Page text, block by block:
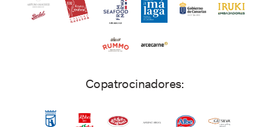
Copatrocinadores: